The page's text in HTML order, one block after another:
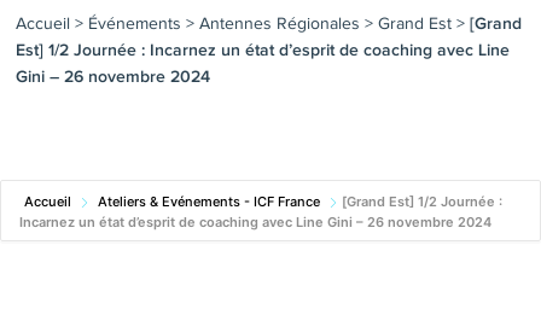
Accueil > Événements > Antennes Régionales > Grand Est> [Grand
Est] 1/2 Journée : Incarnez un état d’esprit de coaching avec Line
Gini – 26 novembre 2024
Accueil Ateliers & Evénements - ICF France
[Grand Est] 1/2 Journée :
Incarnez un état d’esprit de coaching avec Line Gini – 26 novembre 2024